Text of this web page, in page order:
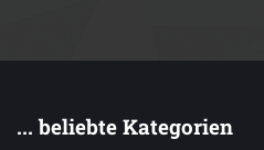
... beliebte Kategorien